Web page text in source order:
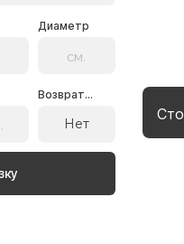
Диаметр
Возврат...
Нет